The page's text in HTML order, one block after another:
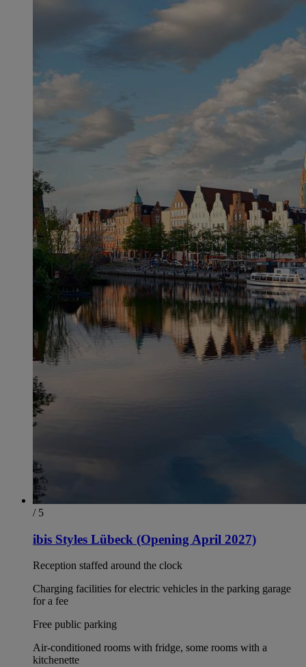
/ 5
ibis Styles Lübeck (Opening April 2027)
Reception staffed around the clock
Charging facilities for electric vehicles in the parking garage
for a fee
Free public parking
Air-conditioned rooms with fridge, some rooms with a
kitchenette